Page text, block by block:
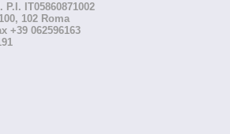
IT05860871002
102 Roma
+39 062596163